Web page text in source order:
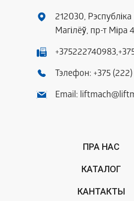
212030, Рэспубліка
Магілёў, пр-т Міра
+375222740983,
Тэлефон: +375
Email:
ПРА НАС
КАТАЛОГ
КАНТАКТЫ